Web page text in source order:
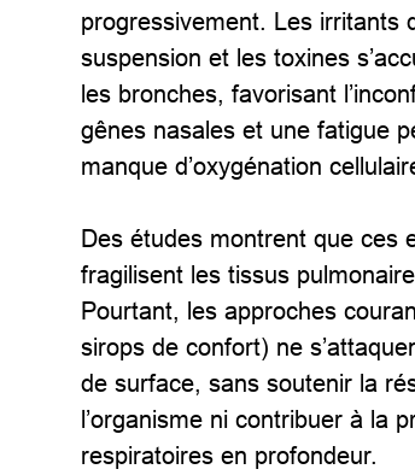
progressivement. Les irritants
suspension et les toxines
les bronches, favorisant
gênes nasales et une fatigue
manque d’oxygénation
Des études montrent que ces
fragilisent les tissus
Pourtant, les approches
sirops de confort) ne
de surface, sans soutenir la
l’organisme ni contribuer à la
respiratoires en profondeur.